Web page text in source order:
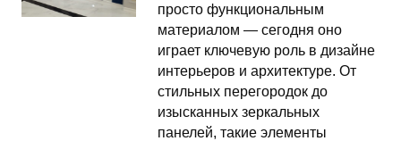
просто функциональным
материалом — сегодня оно
играет ключевую роль в дизайне
интерьеров и архитектуре. От
стильных перегородок до
изысканных зеркальных
панелей, такие элементы